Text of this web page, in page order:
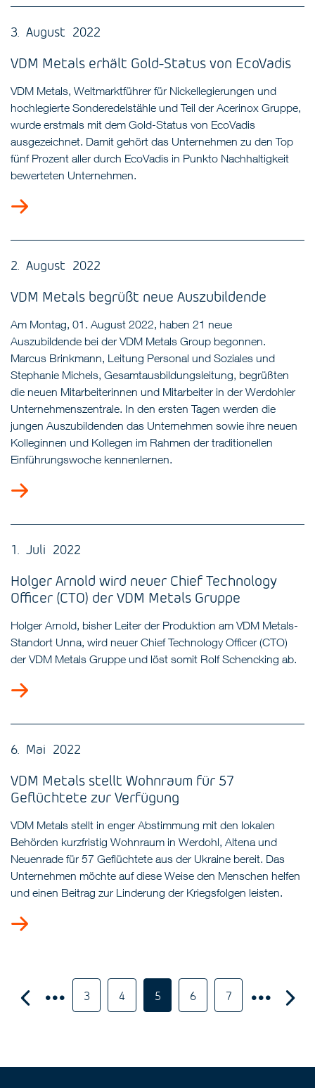
3. August 2022
VDM Metals erhält Gold-Status von EcoVadis
VDM Metals, Weltmarktführer für Nickellegierungen und
hochlegierte Sonderedelstähle und Teil der Acerinox Gruppe,
wurde erstmals mit dem Gold-Status von EcoVadis
ausgezeichnet. Damit gehört das Unternehmen zu den Top
fünf Prozent aller durch EcoVadis in Punkto Nachhaltigkeit
bewerteten Unternehmen.
2. August 2022
VDM Metals begrüßt neue Auszubildende
Am Montag, 01. August 2022, haben 21 neue
Auszubildende bei der VDM Metals Group begonnen.
Marcus Brinkmann, Leitung Personal und Soziales und
Stephanie Michels, Gesamtausbildungsleitung, begrüßten
die neuen Mitarbeiterinnen und Mitarbeiter in der Werdohler
Unternehmenszentrale. In den ersten Tagen werden die
jungen Auszubildenden das Unternehmen sowie ihre neuen
Kolleginnen und Kollegen im Rahmen der traditionellen
Einführungswoche kennenlernen.
1. Juli 2022
Holger Arnold wird neuer Chief Technology
Officer (CTO) der VDM Metals Gruppe
Holger Arnold, bisher Leiter der Produktion am VDM Metals-
Standort Unna, wird neuer Chief Technology Officer (CTO)
der VDM Metals Gruppe und löst somit Rolf Schencking ab.
6. Mai 2022
VDM Metals stellt Wohnraum für 57
Geflüchtete zur Verfügung
VDM Metals stellt in enger Abstimmung mit den lokalen
Behörden kurzfristig Wohnraum in Werdohl, Altena und
Neuenrade für 57 Geflüchtete aus der Ukraine bereit. Das
Unternehmen möchte auf diese Weise den Menschen helfen
und einen Beitrag zur Linderung der Kriegsfolgen leisten.
3 4 5 6 7